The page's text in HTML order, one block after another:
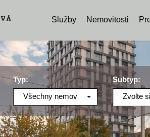
Služby Nemovitosti
Typ:
Všechny nemovitosti
Subtyp:
Zvolte